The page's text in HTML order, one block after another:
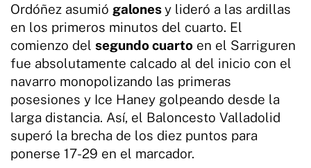
Ordóñez asumió galonesy lideró a las ardillas
en los primeros minutos del cuarto. El
comienzo del segundo cuarto en el Sarriguren
fue absolutamente calcado al del inicio con el
navarro monopolizando las primeras
posesiones y Ice Haney golpeando desde la
larga distancia. Así, el Baloncesto Valladolid
superó la brecha de los diez puntos para
ponerse 17-29 en el marcador.